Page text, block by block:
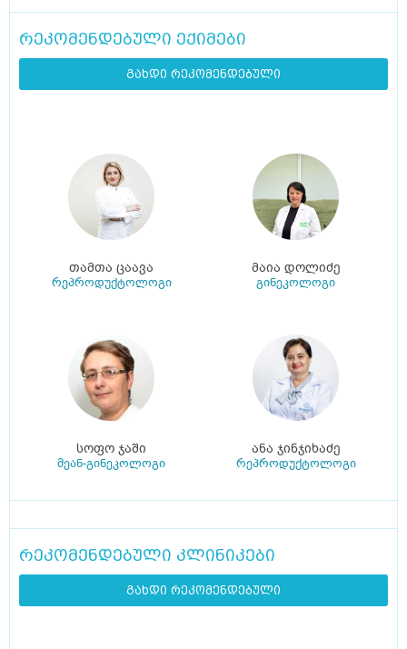
რეკომენდებული ექიმები
გახდი რეკომენდებული
თამთა ცაავა
რეპროდუქტოლოგი
მაია დოლიძე
გინეკოლოგი
სოფო ჯაში
მეან-გინეკოლოგი
ანა ჯინჯიხაძე
რეპროდუქტოლოგი
რეკომენდებული კლინიკები
გახდი რეკომენდებული